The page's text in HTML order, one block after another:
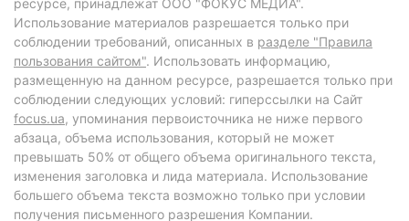
ресурсе, принадлежат ООО "ФОКУС МЕДИА".
Использование материалов разрешается только при
соблюдении требований, описанных в разделе "Правила
пользования сайтом". Использовать информацию,
размещенную на данном ресурсе, разрешается только при
соблюдении следующих условий: гиперссылки на Сайт
focus.ua, упоминания первоисточника не ниже первого
абзаца, объема использования, который не может
превышать 50% от общего объема оригинального текста,
изменения заголовка и лида материала. Использование
большего объема текста возможно только при условии
получения письменного разрешения Компании.